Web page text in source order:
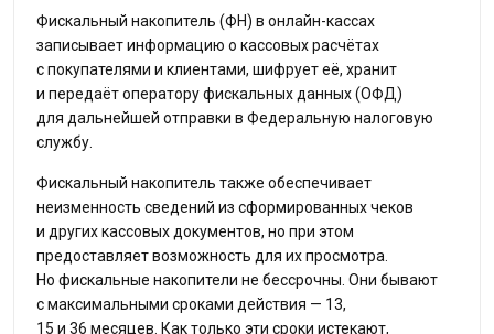
Фискальный накопитель (ФН) в онлайн-кассах
записывает информацию о кассовых расчётах
с покупателями и клиентами, шифрует её, хранит
и передаёт оператору фискальных данных (ОФД)
для дальнейшей отправки в Федеральную налоговую
службу.
Фискальный накопитель также обеспечивает
неизменность сведений из сформированных чеков
и других кассовых документов, но при этом
предоставляет возможность для их просмотра.
Но фискальные накопители не бессрочны. Они бывают
с максимальными сроками действия — 13,
15 и 36 месяцев. Как только эти сроки истекают,